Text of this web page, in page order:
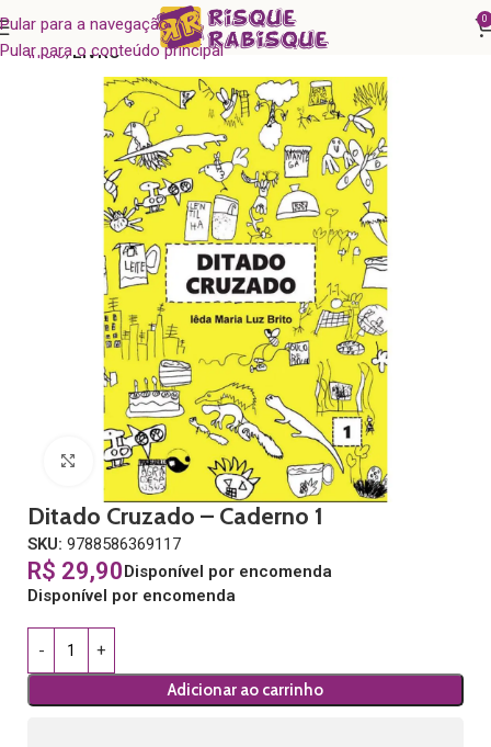
Pular para a navegação
Pular para o conteúdo principal
0
Início LIVRO
Clique para ampliar
Ditado Cruzado – Caderno 1
SKU: 9788586369117
R$ 29,90Disponível por encomenda
Disponível por encomenda
Adicionar ao carrinho